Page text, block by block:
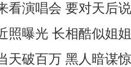
看演唱会 要对天后
照曝光 长相酷似姐
天破百万 黑人暗谋